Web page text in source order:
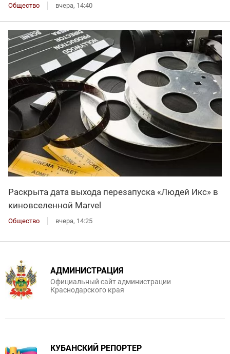
Общество вчера, 14:40
Раскрыта дата выхода перезапуска «Людей Икс» в
киновселенной Marvel
Общество вчера, 14:25
АДМИНИСТРАЦИЯ
Официальный сайт администрации
Краснодарского края
КУБАНСКИЙ РЕПОРТЕР